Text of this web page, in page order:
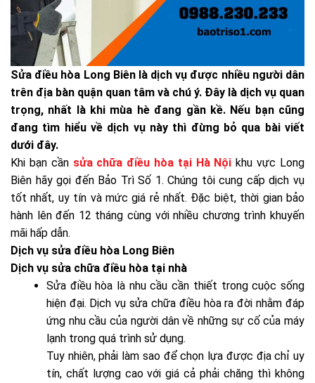
Sửa điều hòa Long Biên là dịch vụ được nhiều người dân
trên địa bàn quận quan tâm và chú ý. Đây là dịch vụ quan
trọng, nhất là khi mùa hè đang gần kề. Nếu bạn cũng
đang tìm hiểu về dịch vụ này thì đừng bỏ qua bài viết
dưới đây.
Khi bạn cần sửa chữa điều hòa tại Hà Nội khu vực Long
Biên hãy gọi đến Bảo Trì Số 1. Chúng tôi cung cấp dịch vụ
tốt nhất, uy tín và mức giá rẻ nhất. Đặc biệt, thời gian bảo
hành lên đến 12 tháng cùng với nhiều chương trình khuyến
mãi hấp dẫn.
Dịch vụ sửa điều hòa Long Biên
Dịch vụ sửa chữa điều hòa tại nhà
Sửa điều hòa là nhu cầu cần thiết trong cuộc sống
hiện đại. Dịch vụ sửa chữa điều hòa ra đời nhằm đáp
ứng nhu cầu của người dân về những sự cố của máy
lạnh trong quá trình sử dụng.
Tuy nhiên, phải làm sao để chọn lựa được địa chỉ uy
tín, chất lượng cao với giá cả phải chăng thì không